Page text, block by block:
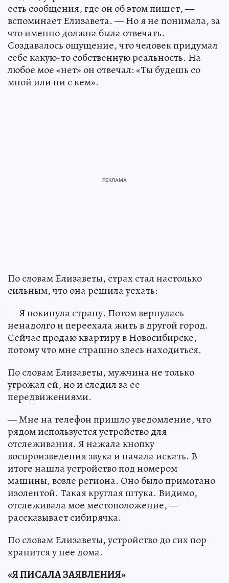
есть сообщения, где он об этом пишет, —
вспоминает Елизавета. — Но я не понимала, за
что именно должна была отвечать.
Создавалось ощущение, что человек придумал
себе какую-то собственную реальность. На
любое мое «нет» он отвечал: «Ты будешь со
мной или ни с кем».
По словам Елизаветы, страх стал настолько
сильным, что она решила уехать:
— Я покинула страну. Потом вернулась
ненадолго и переехала жить в другой город.
Сейчас продаю квартиру в Новосибирске,
потому что мне страшно здесь находиться.
По словам Елизаветы, мужчина не только
угрожал ей, но и следил за ее
передвижениями.
— Мне на телефон пришло уведомление, что
рядом используется устройство для
отслеживания. Я нажала кнопку
воспроизведения звука и начала искать. В
итоге нашла устройство под номером
машины, возле региона. Оно было примотано
изолентой. Такая круглая штука. Видимо,
отслеживала мое местоположение, —
рассказывает сибирячка.
По словам Елизаветы, устройство до сих пор
хранится у нее дома.
«Я ПИСАЛА ЗАЯВЛЕНИЯ»